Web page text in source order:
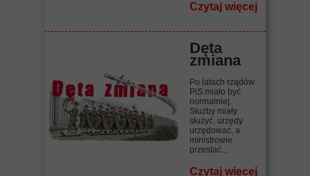
Czytaj więcej
Dęta
zmiana
Po latach rządów
PiS miało być
normalniej.
Służby miały
służyć, urzędy
urzędować, a
ministrowie
przestać...
Czytaj więcej